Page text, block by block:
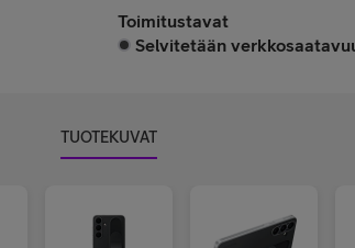
Toimitustavat
Selvitetään
TUOTEKUVAT